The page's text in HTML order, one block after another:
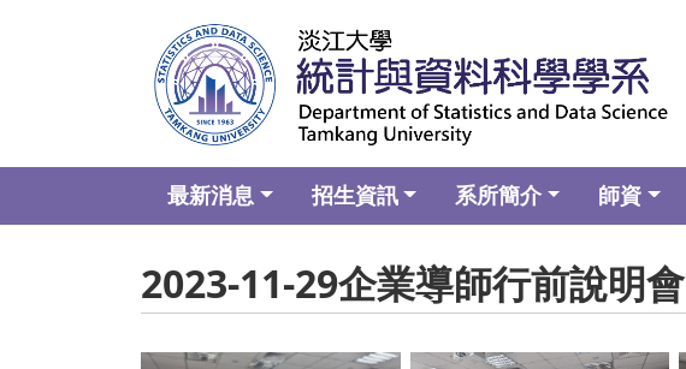
最新消息 招生資訊 系所簡介 師資
2023-11-29企業導師行前說明會